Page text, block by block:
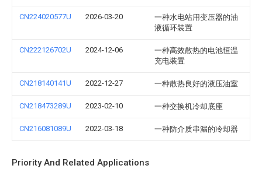
CN224020577U 2026-03-20
一种水电站用变压器的油
液循环装置
CN222126702U 2024-12-06
一种高效散热的电池恒温
充电装置
CN218140141U 2022-12-27 一种散热良好的液压油室
CN218473289U 2023-02-10 一种交换机冷却底座
CN216081089U 2022-03-18 一种防介质串漏的冷却器
Priority And Related Applications